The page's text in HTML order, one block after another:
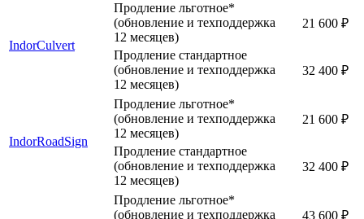
IndorCulvert
Продление льготное*
(обновление и техподдержка
12 месяцев)
21 600 ₽
Продление стандартное
(обновление и техподдержка
12 месяцев)
32 400 ₽
IndorRoadSign
Продление льготное*
(обновление и техподдержка
12 месяцев)
21 600 ₽
Продление стандартное
(обновление и техподдержка
12 месяцев)
32 400 ₽
Продление льготное*
(обновление и техподдержка
43 600 ₽